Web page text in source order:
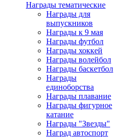
Награды тематические
Награды для
выпускников
Награды к 9 мая
Награды футбол
Награды хоккей
Награды волейбол
Награды баскетбол
Награды
единоборства
Награды плавание
Награды фигурное
катание
Награды "Звезды"
Наград автоспорт